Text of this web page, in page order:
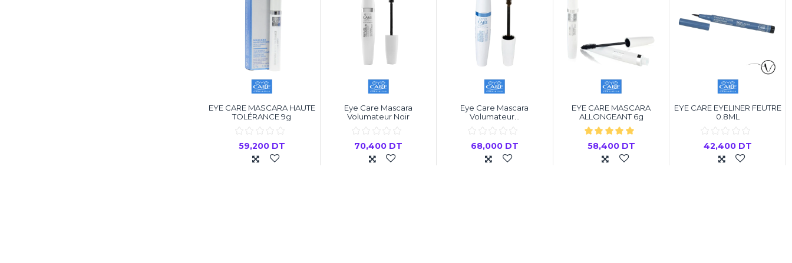
EYE CARE MASCARA HAUTE
TOLÉRANCE 9g
59,200 DT
Eye Care Mascara
Volumateur Noir
70,400 DT
Eye Care Mascara
Volumateur...
68,000 DT
EYE CARE MASCARA
ALLONGEANT 6g
58,400 DT
EYE CARE EYELINER FEUTRE
0.8ML
42,400 DT